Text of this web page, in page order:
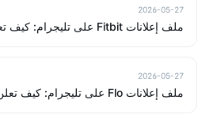
2026-05-27
ملف إعلانات Fitbit على تليجرام: كيف تعلن Fitbit في 2026
2026-05-27
ملف إعلانات Flo على تليجرام: كيف تعلن Flo في 2026